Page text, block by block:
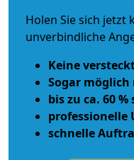
Holen Sie sich jetzt
unverbindliche
Keine
Sogar
bis zu ca. 60 %
professionelle
schnelle